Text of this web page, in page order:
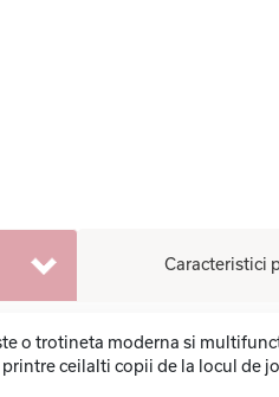
Caracteristici
o trotineta moderna si
ceilalti copii de la locul de